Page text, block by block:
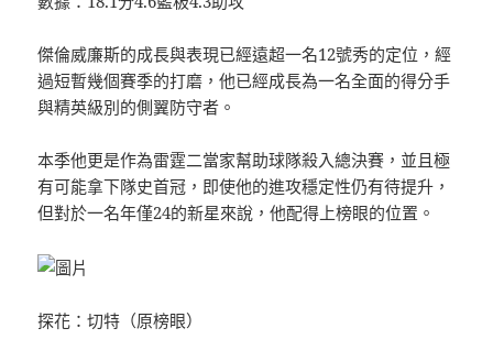
傑倫威廉斯的成長與表現已經遠超一名12號秀的定位，經
過短暫幾個賽季的打磨，他已經成長為一名全面的得分手
與精英級別的側翼防守者。
本季他更是作為雷霆二當家幫助球隊殺入總決賽，並且極
有可能拿下隊史首冠，即使他的進攻穩定性仍有待提升，
但對於一名年僅24的新星來說，他配得上榜眼的位置。
探花：切特（原榜眼）